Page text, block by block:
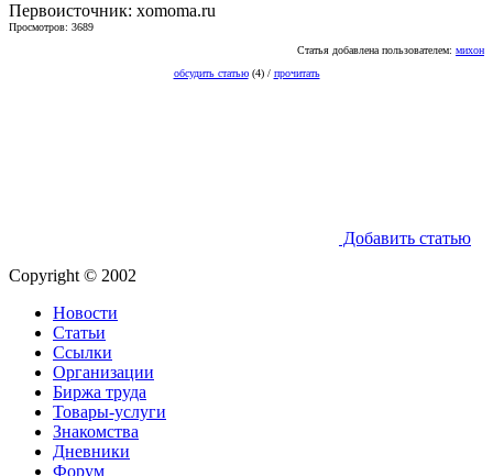
Первоисточник: xomoma.ru
Просмотров: 3689
Статья добавлена пользователем: михон
обсудить статью(4) / прочитать
Добавить статью
Copyright © 2002
Новости
Статьи
Ссылки
Организации
Биржа труда
Товары-услуги
Знакомства
Дневники
Форум